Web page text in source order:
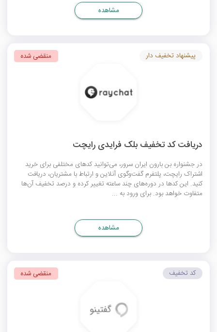
مشاهده
دریافت کد تخفیف بلک فرایدی رایچت
در جشنواره بن بارون ایران سرور، می‌توانید کدهای مختلفی برای خرید
اشتراک رایچت، پلتفرم گفت‌وگوی آنلاین و ارتباط با مشتریان، دریافت
کنید. این کدها در دوره‌های چند ساعته تغییر کرده و درصد تخفیف‌ آن‌ها
متفاوت خواهد بود. برای ورود به ...
پیشنهاد تخفیف دار منقضی شده
مشاهده
کد تخفیف منقضی شده